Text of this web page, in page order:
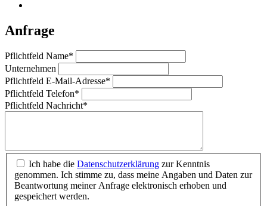
Anfrage
Pflichtfeld Name*
Unternehmen
Pflichtfeld E-Mail-Adresse*
Pflichtfeld Telefon*
Pflichtfeld Nachricht*
Ich habe die Datenschutzerklärung zur Kenntnis
genommen. Ich stimme zu, dass meine Angaben und Daten zur
Beantwortung meiner Anfrage elektronisch erhoben und
gespeichert werden.